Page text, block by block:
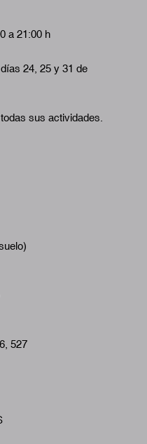
a 21:00 h
24, 25 y 31 de
sus actividades.
527